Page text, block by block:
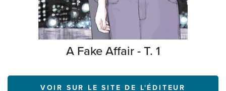
A Fake Affair - T. 1
VOIR SUR LE SITE DE L'ÉDITEUR